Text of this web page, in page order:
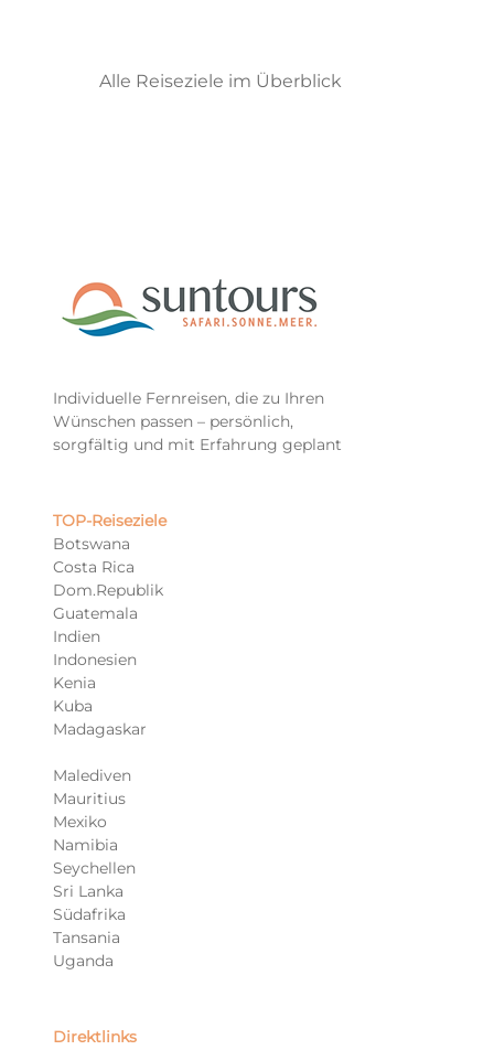
Alle Reiseziele im Überblick
Individuelle Fernreisen, die zu Ihren
Wünschen passen – persönlich,
sorgfältig und mit Erfahrung geplant
TOP-Reiseziele​
Botswana
Costa Rica
Dom.Republik
Guatemala
Indien
Indonesien
Kenia
Kuba
Madagaskar
Malediven
Mauritius
Mexiko
Namibia
Seychellen
Sri Lanka
Südafrika
Tansania
Uganda
Direktlinks